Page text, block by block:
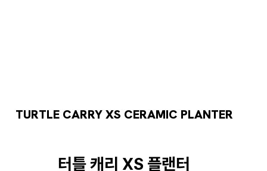
TURTLE CARRY XS CERAMIC PLANTER
터틀 캐리 XS 플랜터